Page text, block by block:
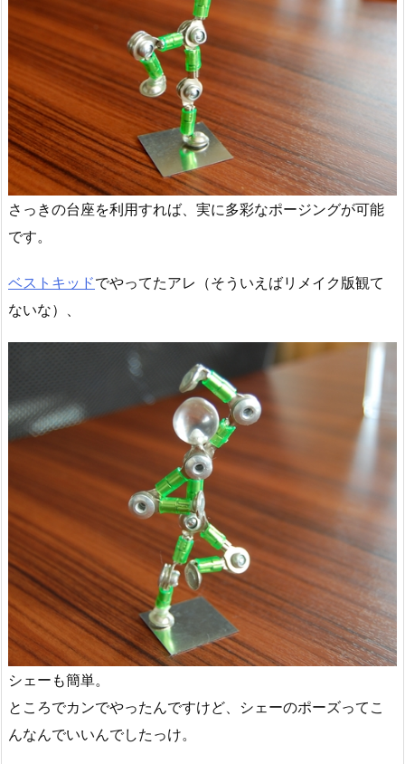
さっきの台座を利用すれば、実に多彩なポージングが可能
です。
ベストキッドでやってたアレ（そういえばリメイク版観て
ないな）、
シェーも簡単。
ところでカンでやったんですけど、シェーのポーズってこ
んなんでいいんでしたっけ。